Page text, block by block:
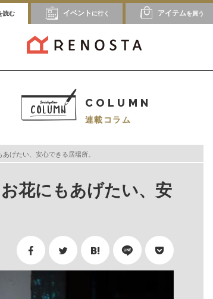
読む イベント に行く アイテムを買う
COLUMN
連載コラム
げたい、安心できる居場所。
花にもあげたい、安